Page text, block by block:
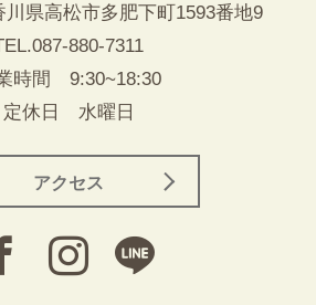
県高松市多肥下町1593番地9
087-880-7311
時間 9:30~18:30
定休日 水曜日
アクセス